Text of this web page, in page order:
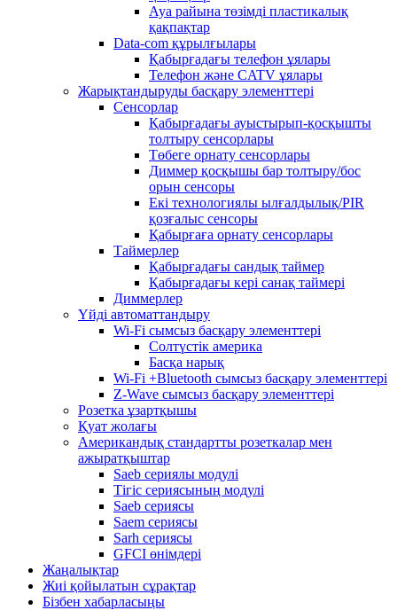
Ауа райына төзімді пластикалық
қақпақтар
Data-com құрылғылары
Қабырғадағы телефон ұялары
Телефон және CATV ұялары
Жарықтандыруды басқару элементтері
Сенсорлар
Қабырғадағы ауыстырып-қосқышты
толтыру сенсорлары
Төбеге орнату сенсорлары
Диммер қосқышы бар толтыру/бос
орын сенсоры
Екі технологиялы ылғалдылық/PIR
қозғалыс сенсоры
Қабырғаға орнату сенсорлары
Таймерлер
Қабырғадағы сандық таймер
Қабырғадағы кері санақ таймері
Диммерлер
Үйді автоматтандыру
Wi-Fi сымсыз басқару элементтері
Солтүстік америка
Басқа нарық
Wi-Fi +Bluetooth сымсыз басқару элементтері
Z-Wave сымсыз басқару элементтері
Розетка ұзартқышы
Қуат жолағы
Американдық стандартты розеткалар мен
ажыратқыштар
Saeb сериялы модулі
Тігіс сериясының модулі
Saeb сериясы
Saem сериясы
Sarh сериясы
GFCI өнімдері
Жаңалықтар
Жиі қойылатын сұрақтар
Бізбен хабарласыңы